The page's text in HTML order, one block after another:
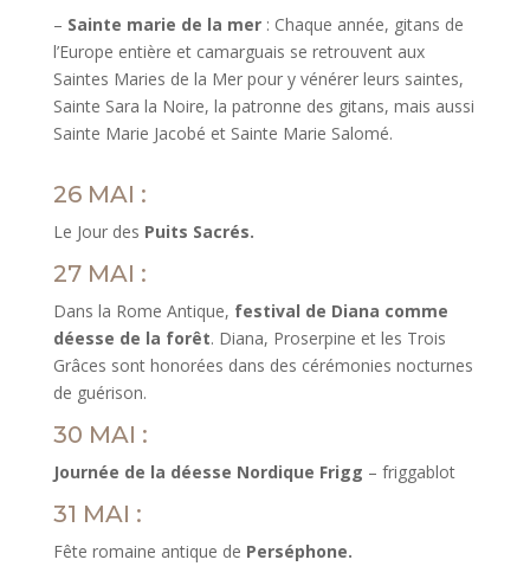
– Sainte marie de la mer: Chaque année, gitans de
l’Europe entière et camarguais se retrouvent aux
Saintes Maries de la Mer pour y vénérer leurs saintes,
Sainte Sara la Noire, la patronne des gitans, mais aussi
Sainte Marie Jacobé et Sainte Marie Salomé.
26 MAI :
Le Jour des Puits Sacrés.
27 MAI :
Dans la Rome Antique, festival de Diana comme
déesse de la forêt. Diana, Proserpine et les Trois
Grâces sont honorées dans des cérémonies nocturnes
de guérison.
30 MAI :
Journée de la déesse Nordique Frigg – friggablot
31 MAI :
Fête romaine antique de Perséphone.